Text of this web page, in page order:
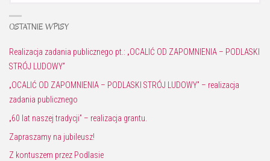
OSTATNIE WPISY
Realizacja zadania publicznego pt.: „OCALIĆ OD ZAPOMNIENIA – PODLASKI
STRÓJ LUDOWY”
„OCALIĆ OD ZAPOMNIENIA – PODLASKI STRÓJ LUDOWY” – realizacja
zadania publicznego
„60 lat naszej tradycji” – realizacja grantu.
Zapraszamy na jubileusz!
Z kontuszem przez Podlasie